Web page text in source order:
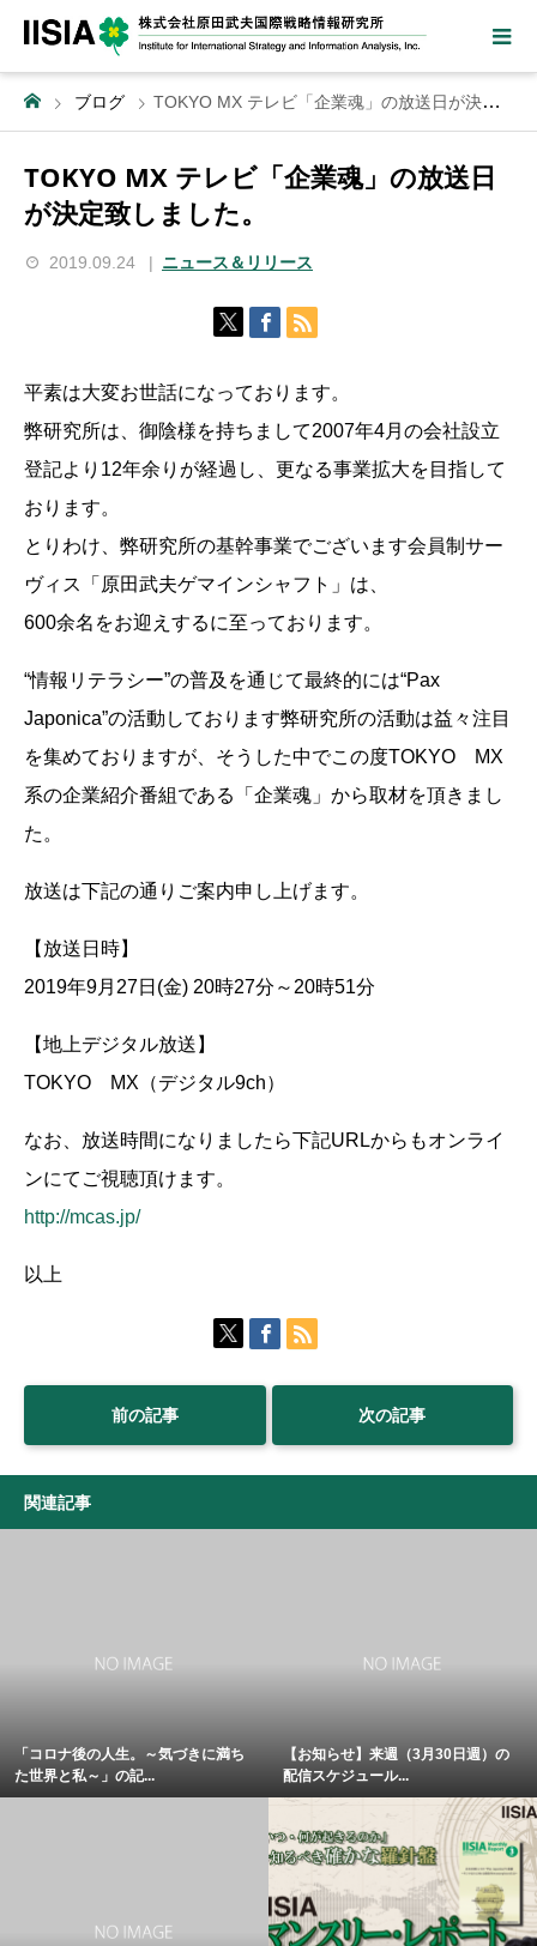
ブログ TOKYO MX テレビ「企業魂」の放送日が決定致しました。
TOKYO MX テレビ「企業魂」の放送日
が決定致しました。
2019.09.24 ニュース＆リリース
平素は大変お世話になっております。
弊研究所は、御陰様を持ちまして2007年4月の会社設立
登記より12年余りが経過し、更なる事業拡大を目指して
おります。
とりわけ、弊研究所の基幹事業でございます会員制サー
ヴィス「原田武夫ゲマインシャフト」は、
600余名をお迎えするに至っております。
“情報リテラシー”の普及を通じて最終的には“Pax
Japonica”の活動しております弊研究所の活動は益々注目
を集めておりますが、そうした中でこの度TOKYO MX
系の企業紹介番組である「企業魂」から取材を頂きまし
た。
放送は下記の通りご案内申し上げます。
【放送日時】
2019年9月27日(金) 20時27分～20時51分
【地上デジタル放送】
TOKYO MX（デジタル9ch）
なお、放送時間になりましたら下記URLからもオンライ
ンにてご視聴頂けます。
http://mcas.jp/
以上
前の記事 次の記事
関連記事
「コロナ後の人生。～気づきに満ち
た世界と私～」の記...
【お知らせ】来週（3月30日週）の
配信スケジュール...